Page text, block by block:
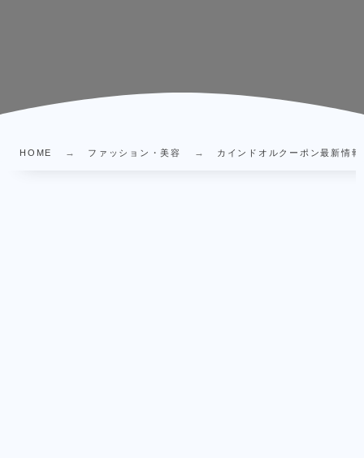
HOME ファッション・美容 カインドオルクーポン最新情